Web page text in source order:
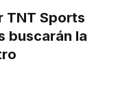
TNT Sports
buscarán la